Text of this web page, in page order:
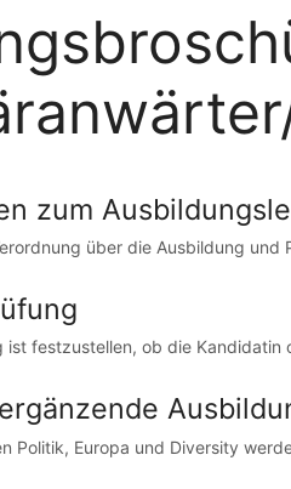
zum
über die Ausbildung
ist festzustellen, ob die
Politik, Europa und Diversity